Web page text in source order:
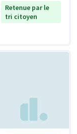
Retenue par le
tri citoyen